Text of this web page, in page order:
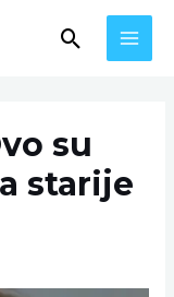
Search
su
starije